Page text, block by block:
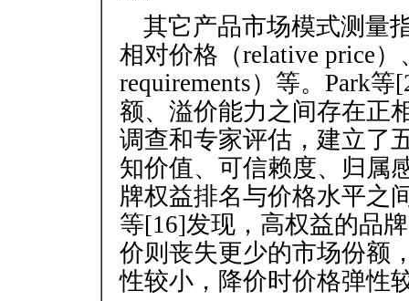
其它产品市场模式测量
相对价格（relative price）
requirements）等。Park
额、溢价能力之间存在正
调查和专家评估，建立了
知价值、可信赖度、归属
牌权益排名与价格水平之
等[16]发现，高权益的品
价则丧失更少的市场份额
性较小，降价时价格弹性